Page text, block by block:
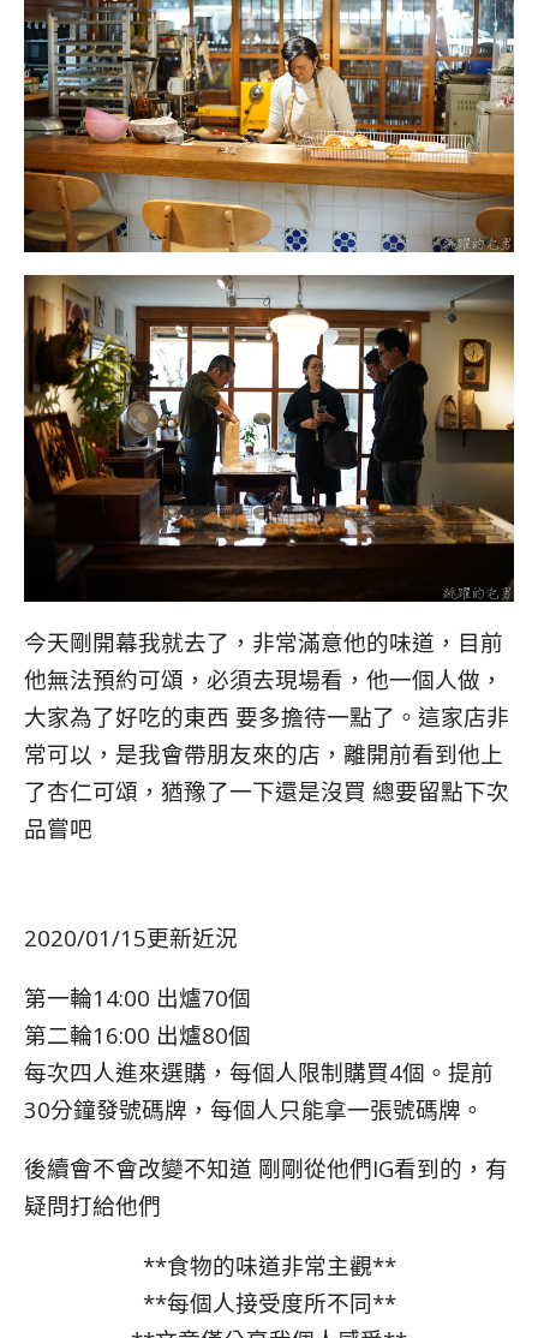
今天剛開幕我就去了，非常滿意他的味道，目前
他無法預約可頌，必須去現場看，他一個人做，
大家為了好吃的東西 要多擔待一點了。這家店非
常可以，是我會帶朋友來的店，離開前看到他上
了杏仁可頌，猶豫了一下還是沒買 總要留點下次
品嘗吧
2020/01/15更新近況
第一輪14:00 出爐70個
第二輪16:00 出爐80個
每次四人進來選購，每個人限制購買4個。提前
30分鐘發號碼牌，每個人只能拿一張號碼牌。
後續會不會改變不知道 剛剛從他們IG看到的，有
疑問打給他們
**食物的味道非常主觀**
**每個人接受度所不同**